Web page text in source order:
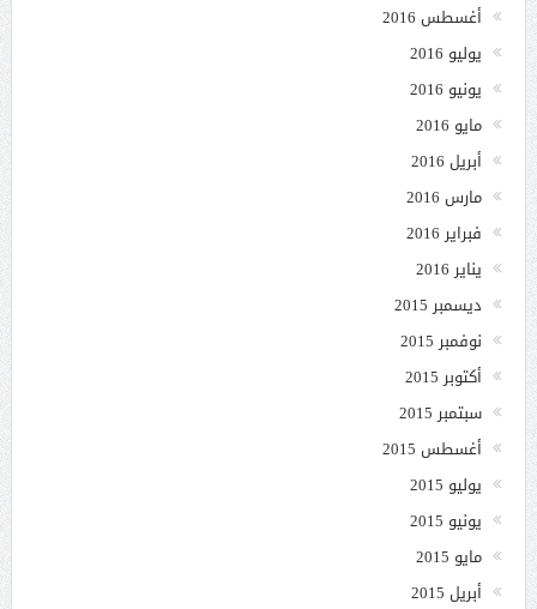
أغسطس 2016
يوليو 2016
يونيو 2016
مايو 2016
أبريل 2016
مارس 2016
فبراير 2016
يناير 2016
ديسمبر 2015
نوفمبر 2015
أكتوبر 2015
سبتمبر 2015
أغسطس 2015
يوليو 2015
يونيو 2015
مايو 2015
أبريل 2015